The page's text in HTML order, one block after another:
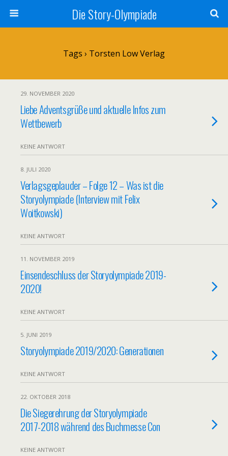
Die Story-Olympiade
Tags › Torsten Low Verlag
29. NOVEMBER 2020
Liebe Adventsgrüße und aktuelle Infos zum
Wettbewerb
KEINE ANTWORT
8. JULI 2020
Verlagsgeplauder – Folge 12 – Was ist die
Storyolympiade (Interview mit Felix
Woitkowski)
KEINE ANTWORT
11. NOVEMBER 2019
Einsendeschluss der Storyolympiade 2019-
2020!
KEINE ANTWORT
5. JUNI 2019
Storyolympiade 2019/2020: Generationen
KEINE ANTWORT
22. OKTOBER 2018
Die Siegerehrung der Storyolympiade
2017-2018 während des Buchmesse Con
KEINE ANTWORT